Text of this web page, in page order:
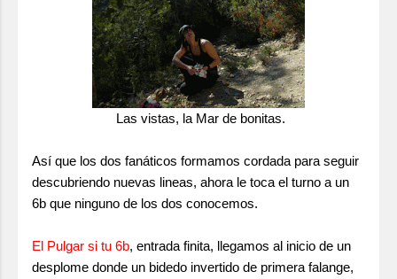
Las vistas, la Mar de bonitas.
Así que los dos fanáticos formamos cordada para seguir
descubriendo nuevas lineas, ahora le toca el turno a un
6b que ninguno de los dos conocemos.
El Pulgar si tu 6b, entrada finita, llegamos al inicio de un
desplome donde un bidedo invertido de primera falange,